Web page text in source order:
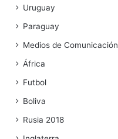
Uruguay
Paraguay
Medios de Comunicación
África
Futbol
Boliva
Rusia 2018